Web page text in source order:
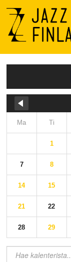
Menu
Ma Ti
1
7 8
14 15
21 22
28 29